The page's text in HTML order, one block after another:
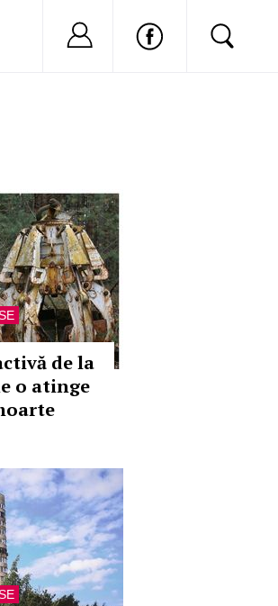
de la
o atinge
Nu ai cont?